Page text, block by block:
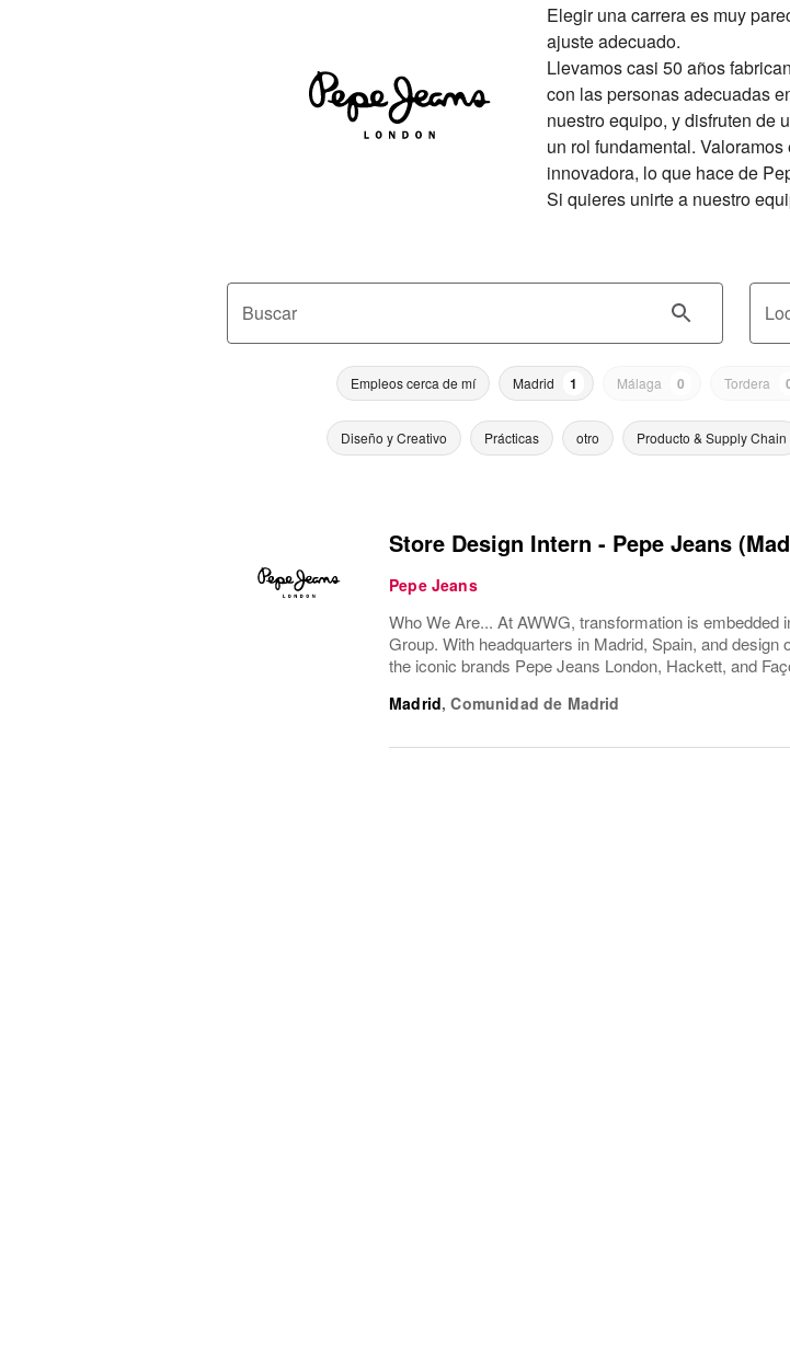
Elegir una carrera es muy
ajuste adecuado.
Llevamos casi 50 años
con las personas adecuadas
nuestro equipo, y disfruten de
un rol fundamental.
innovadora, lo que hace de
Si quieres unirte a nuestro
Buscar
Empleos cerca de mí Madrid 1 Málaga 0 Tordera
Diseño y Creativo Prácticas otro Producto & Supply Chain
Store Design Intern - Pepe Jeans
Pepe Jeans
Who We Are... At AWWG, transformation is
Group. With headquarters in Madrid, Spain, and
the iconic brands Pepe Jeans London, Hackett, and
Madrid,Comunidad de Madrid